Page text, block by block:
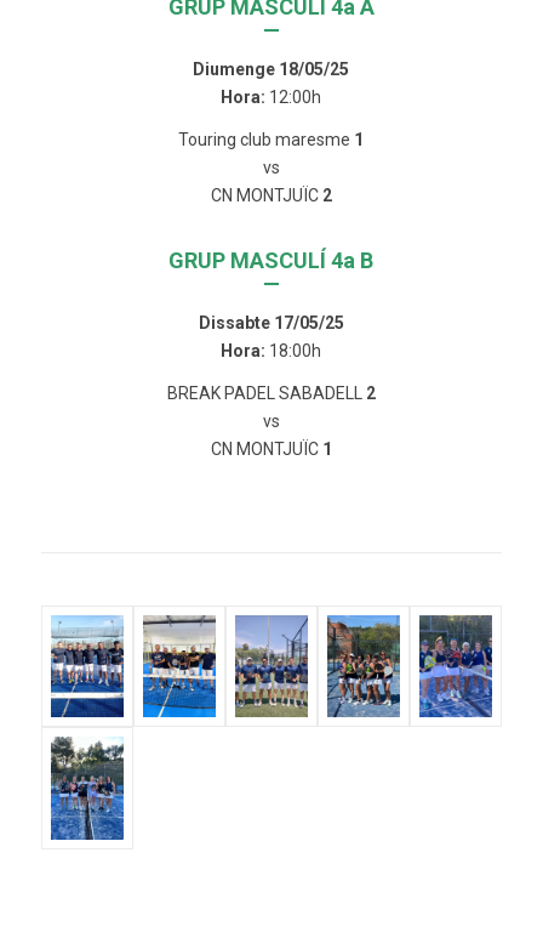
GRUP MASCULÍ 4a A
—
Diumenge 18/05/25
Hora: 12:00h
Touring club maresme 1
vs
CN MONTJUÏC 2
GRUP MASCULÍ 4a B
—
Dissabte 17/05/25
Hora: 18:00h
BREAK PADEL SABADELL 2
vs
CN MONTJUÏC 1